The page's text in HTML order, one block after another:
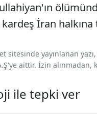
İran
sitesinde yayınlanan
aittir. İzin
ile tepki ver